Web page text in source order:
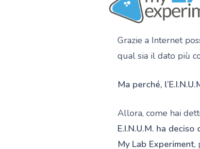
Grazie a Internet
qual sia il dato più
Ma perché,
Allora, come hai
E.I.N.U.M. ha
My Lab Experiment,